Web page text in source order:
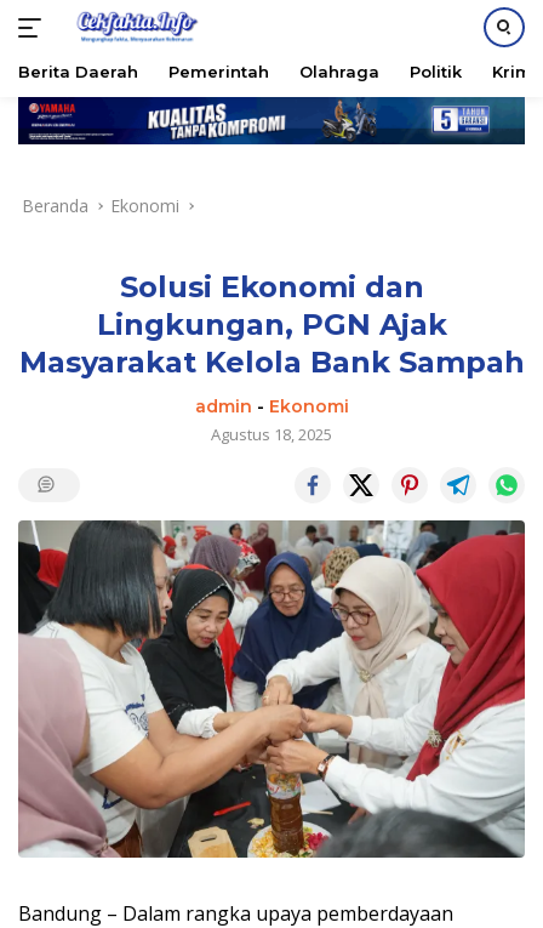
Langsung
Berita Daerah Pemerintah Olahraga Politik
Beranda Ekonomi
Solusi Ekonomi dan
Lingkungan, PGN Ajak
Masyarakat Kelola Bank Sampah
admin - Ekonomi
Agustus 18, 2025
Bandung – Dalam rangka upaya pemberdayaan